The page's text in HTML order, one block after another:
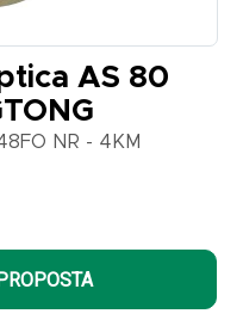
AS 80
NR - 4KM